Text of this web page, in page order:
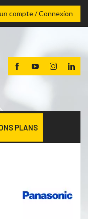
compte / Connexion
PLANS